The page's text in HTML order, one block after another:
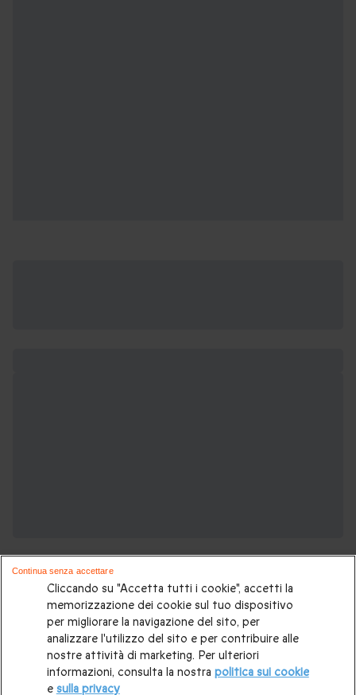
In cerca di una pausa romantica?
Potrebbero piacerti anche:
Cliccando su "Accetta tutti i cookie", accetti la
memorizzazione dei cookie sul tuo dispositivo
per migliorare la navigazione del sito, per
analizzare l'utilizzo del sito e per contribuire alle
nostre attività di marketing. Per ulteriori
informazioni, consulta la nostra politica sui cookie
e sulla privacy
Continua senza accettare